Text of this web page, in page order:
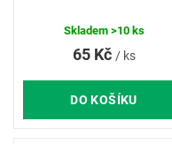
65 Kč / ks
DO KOŠÍKU
Skladem >10 ks